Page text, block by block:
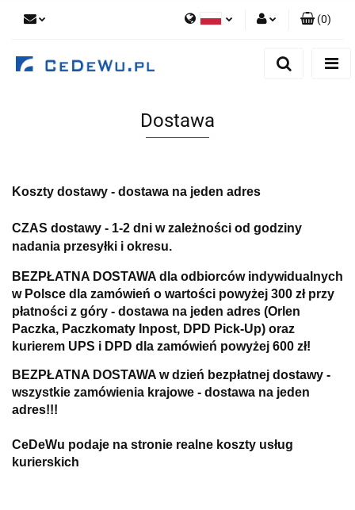
Zgody cookies
(0)
Dostawa
Koszty dostawy - dostawa na jeden adres
CZAS dostawy - 1-2 dni w zależności od godziny
nadania przesyłki i okresu.
BEZPŁATNA DOSTAWA dla odbiorców indywidualnych
w Polsce dla zamówień o wartości powyżej 300 zł przy
płatności z góry - dostawa na jeden adres (Orlen
Paczka, Paczkomaty Inpost, DPD Pick-Up) oraz
kurierem UPS i DPD dla zamówień powyżej 600 zł!
BEZPŁATNA DOSTAWA w dzień bezpłatnej dostawy -
wszystkie zamówienia krajowe - dostawa na jeden
adres!!!
CeDeWu podaje na stronie realne koszty usług
kurierskich